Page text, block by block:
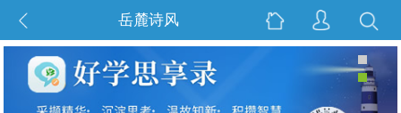
岳麓诗风